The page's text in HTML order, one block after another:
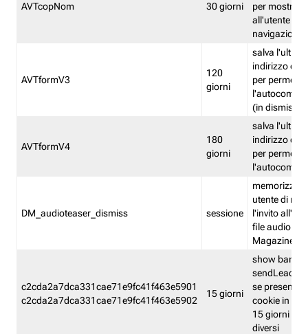
AVTcopNom 30 giorni
per
all'utente
navigazione
AVTformV3
120
giorni
salva l'ultimo
indirizzo di
per
(in
AVTformV4
180
giorni
salva l'ultimo
indirizzo di
per
DM_audioteaser_dismiss sessione
memorizza
utente di
l'invito
file audio del
Magazine
c2cda2a7dca331cae71e9fc41f463e5901
c2cda2a7dca331cae71e9fc41f463e5902
15 giorni
show banner
sendLead
se presenti
cookie in un
15 giorni e
diversi